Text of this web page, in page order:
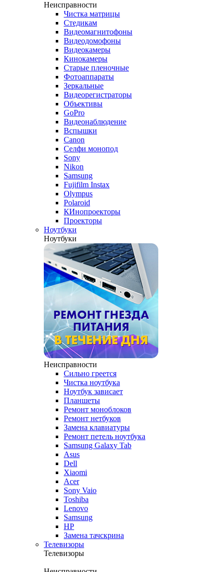
Неисправности
Чистка матрицы
Стедикам
Видеомагнитофоны
Видеодомофоны
Видеокамеры
Кинокамеры
Старые пленочные
Фотоаппараты
Зеркальные
Видеорегистраторы
Объективы
GoPro
Видеонаблюдение
Вспышки
Canon
Селфи монопод
Sony
Nikon
Samsung
Fujifilm Instax
Olympus
Polaroid
КИнопроекторы
Проекторы
Ноутбуки
Ноутбуки
Неисправности
Сильно греется
Чистка ноутбука
Ноутбук зависает
Планшеты
Ремонт моноблоков
Ремонт нетбуков
Замена клавиатуры
Ремонт петель ноутбука
Samsung Galaxy Tab
Asus
Dell
Xiaomi
Acer
Sony Vaio
Toshiba
Lenovo
Samsung
HP
Замена тачскрина
Телевизоры
Телевизоры